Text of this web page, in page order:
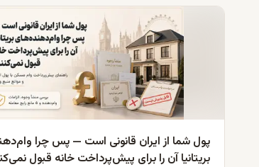
پول شما از ایران قانونی است — پس چرا
بریتانیا آن را برای پیش‌پرداخت خانه قبول